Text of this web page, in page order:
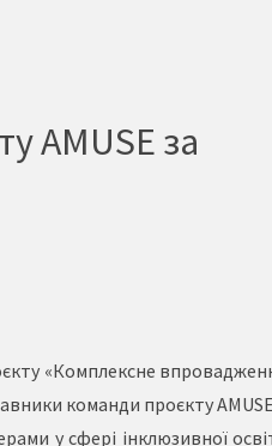
AMUSE за
«Комплексне
команди проєкту
у сфері інклюзивної